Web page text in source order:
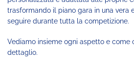
trasformando il piano gara in una vera
seguire durante tutta la competizione.
Vediamo insieme ogni aspetto e come
dettaglio.